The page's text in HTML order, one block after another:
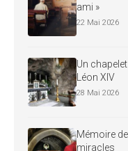
ami »
22 Mai 2026
Un
Léon XIV
28 Mai 2026
Mémoire
miracles